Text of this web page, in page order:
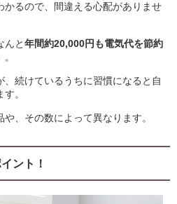
かるので、間違える心配がありませ
んと年間約20,000円も電気代を節約
続けているうちに習慣になると自
。
、その数によって異なります。
ント！